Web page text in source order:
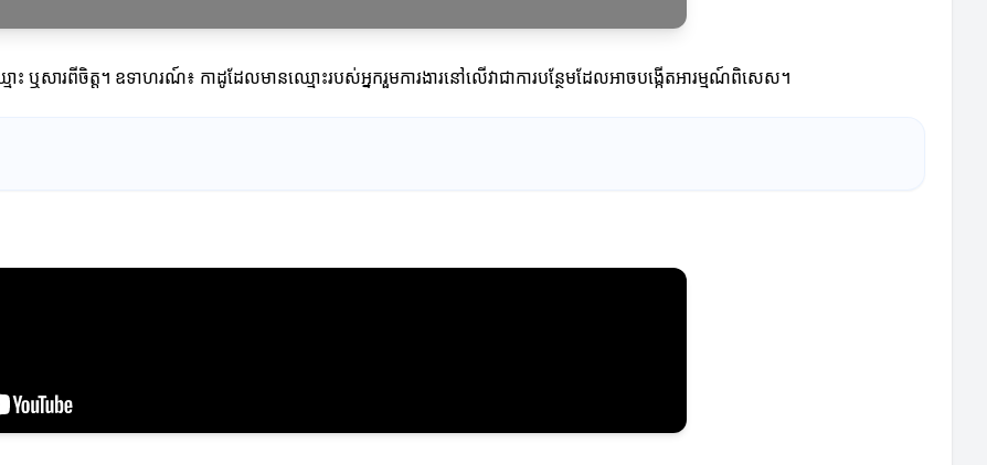
ឬសារពីចិត្ត។ ឧទាហរណ៍៖ កាដូដែលមានឈ្មោះរបស់អ្នករួមការងារនៅលើវាជាការបន្ថែមដែលអាចបង្កើតអារម្មណ៍ពិសេស។